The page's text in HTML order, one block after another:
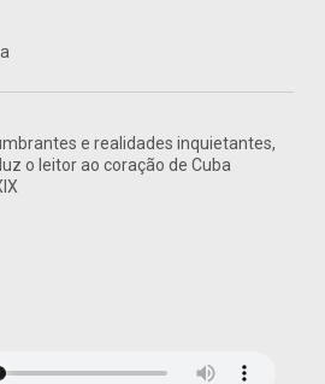
e realidades inquietantes,
o leitor ao coração de Cuba